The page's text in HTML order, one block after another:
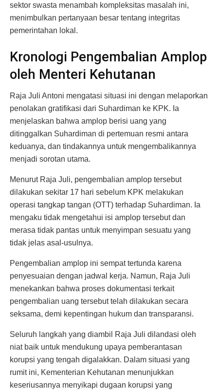
sektor swasta menambah kompleksitas masalah ini,
menimbulkan pertanyaan besar tentang integritas
pemerintahan lokal.
Kronologi Pengembalian Amplop
oleh Menteri Kehutanan
Raja Juli Antoni mengatasi situasi ini dengan melaporkan
penolakan gratifikasi dari Suhardiman ke KPK. Ia
menjelaskan bahwa amplop berisi uang yang
ditinggalkan Suhardiman di pertemuan resmi antara
keduanya, dan tindakannya untuk mengembalikannya
menjadi sorotan utama.
Menurut Raja Juli, pengembalian amplop tersebut
dilakukan sekitar 17 hari sebelum KPK melakukan
operasi tangkap tangan (OTT) terhadap Suhardiman. Ia
mengaku tidak mengetahui isi amplop tersebut dan
merasa tidak pantas untuk menyimpan sesuatu yang
tidak jelas asal-usulnya.
Pengembalian amplop ini sempat tertunda karena
penyesuaian dengan jadwal kerja. Namun, Raja Juli
menekankan bahwa proses dokumentasi terkait
pengembalian uang tersebut telah dilakukan secara
seksama, demi kepentingan hukum dan transparansi.
Seluruh langkah yang diambil Raja Juli dilandasi oleh
niat baik untuk mendukung upaya pemberantasan
korupsi yang tengah digalakkan. Dalam situasi yang
rumit ini, Kementerian Kehutanan menunjukkan
keseriusannya menyikapi dugaan korupsi yang